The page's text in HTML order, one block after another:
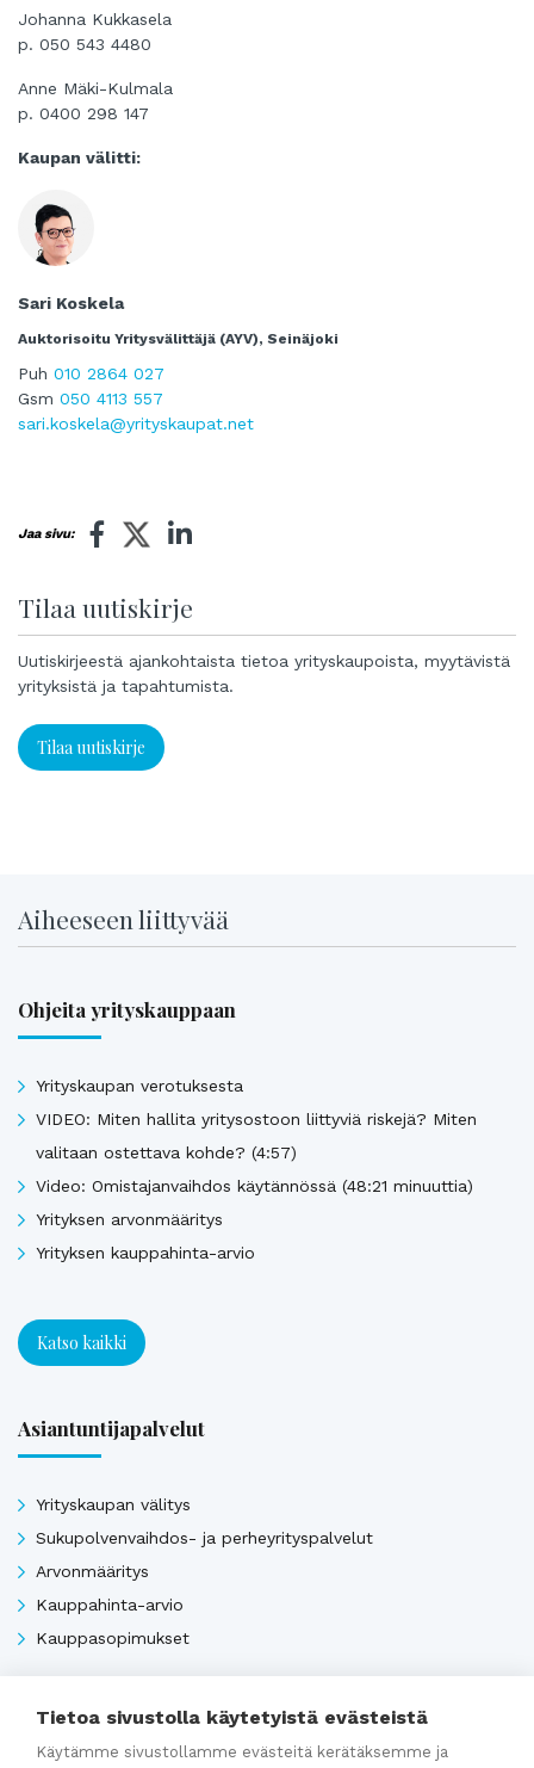
Johanna Kukkasela
p. 050 543 4480
Anne Mäki-Kulmala
p. 0400 298 147
Kaupan välitti:
Sari Koskela
Auktorisoitu Yritysvälittäjä (AYV), Seinäjoki
Puh 010 2864 027
Gsm 050 4113 557
sari.koskela@yrityskaupat.net
Jaa sivu:
Tilaa uutiskirje
Uutiskirjeestä ajankohtaista tietoa yrityskaupoista, myytävistä
yrityksistä ja tapahtumista.
Tilaa uutiskirje
Aiheeseen liittyvää
Ohjeita yrityskauppaan
Yrityskaupan verotuksesta
VIDEO: Miten hallita yritysostoon liittyviä riskejä? Miten
valitaan ostettava kohde? (4:57)
Video: Omistajanvaihdos käytännössä (48:21 minuuttia)
Yrityksen arvonmääritys
Yrityksen kauppahinta-arvio
Katso kaikki
Asiantuntijapalvelut
Yrityskaupan välitys
Sukupolvenvaihdos- ja perheyrityspalvelut
Arvonmääritys
Kauppahinta-arvio
Kauppasopimukset
Katso kaikki
Tietoa sivustolla käytetyistä evästeistä
Käytämme sivustollamme evästeitä kerätäksemme ja